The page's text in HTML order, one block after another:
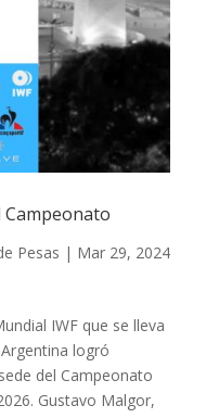
Campeonato
Pesas | Mar 29, 2024
IWF que se lleva
logró
del Campeonato
Gustavo Malgor,